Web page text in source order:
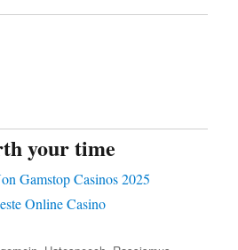
your time
Gamstop Casinos 2025
Online Casino